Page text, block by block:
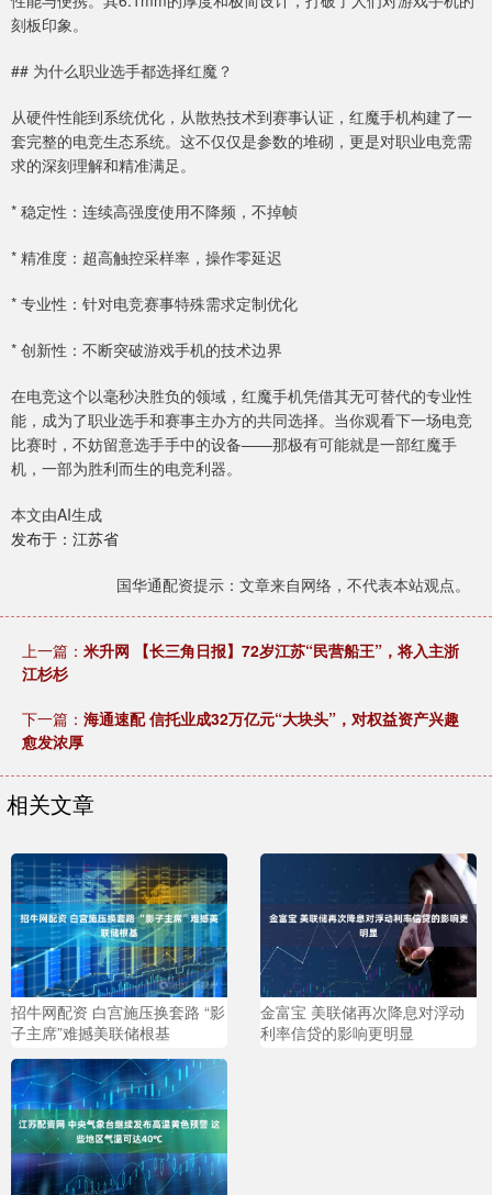
刻板印象。
## 为什么职业选手都选择红魔？
从硬件性能到系统优化，从散热技术到赛事认证，红魔手机构建了一
套完整的电竞生态系统。这不仅仅是参数的堆砌，更是对职业电竞需
求的深刻理解和精准满足。
* 稳定性：连续高强度使用不降频，不掉帧
* 精准度：超高触控采样率，操作零延迟
* 专业性：针对电竞赛事特殊需求定制优化
* 创新性：不断突破游戏手机的技术边界
在电竞这个以毫秒决胜负的领域，红魔手机凭借其无可替代的专业性
能，成为了职业选手和赛事主办方的共同选择。当你观看下一场电竞
比赛时，不妨留意选手手中的设备——那极有可能就是一部红魔手
机，一部为胜利而生的电竞利器。
本文由AI生成
发布于：江苏省
国华通配资提示：文章来自网络，不代表本站观点。
上一篇： 米升网 【长三角日报】72岁江苏“民营船王”，将入主浙
江杉杉
下一篇： 海通速配 信托业成32万亿元“大块头”，对权益资产兴趣
愈发浓厚
相关文章
招牛网配资 白宫施压换套路 “影
子主席”难撼美联储根基
金富宝 美联储再次降息对浮动
利率信贷的影响更明显